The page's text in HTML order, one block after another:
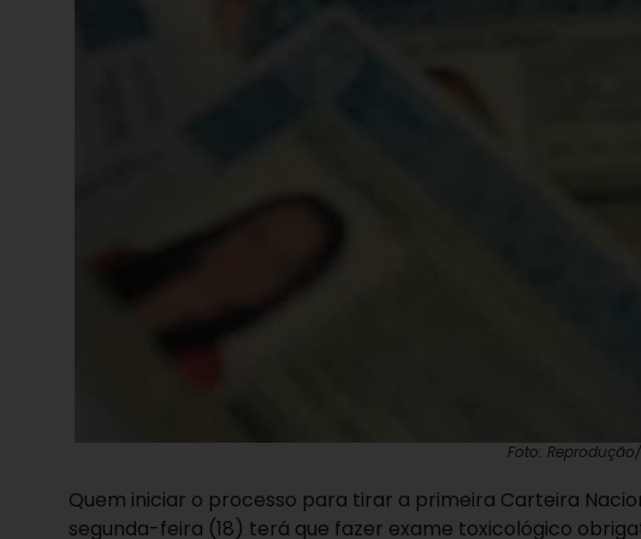
Foto:
Quem iniciar o processo para tirar a primeira Carteira
segunda-feira (18) terá que fazer exame toxicológico